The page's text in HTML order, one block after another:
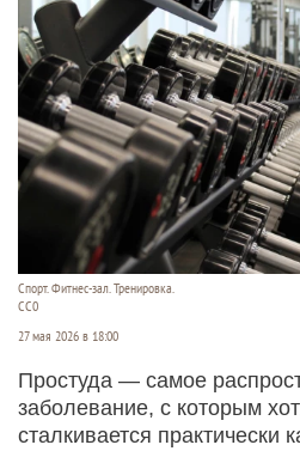
Спорт. Фитнес-зал. Тренировка.
CC0
27 мая 2026 в 18:00
Простуда — самое
заболевание, с которым
сталкивается практически